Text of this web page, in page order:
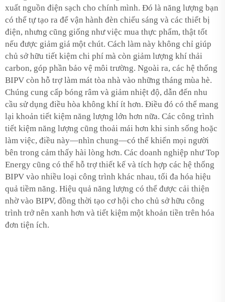
xuất nguồn điện sạch cho chính mình. Đó là năng lượng bạn
có thể tự tạo ra để vận hành đèn chiếu sáng và các thiết bị
điện, nhưng cũng giống như việc mua thực phẩm, thật tốt
nếu được giảm giá một chút. Cách làm này không chỉ giúp
chủ sở hữu tiết kiệm chi phí mà còn giảm lượng khí thải
carbon, góp phần bảo vệ môi trường. Ngoài ra, các hệ thống
BIPV còn hỗ trợ làm mát tòa nhà vào những tháng mùa hè.
Chúng cung cấp bóng râm và giảm nhiệt độ, dẫn đến nhu
cầu sử dụng điều hòa không khí ít hơn. Điều đó có thể mang
lại khoản tiết kiệm năng lượng lớn hơn nữa. Các công trình
tiết kiệm năng lượng cũng thoải mái hơn khi sinh sống hoặc
làm việc, điều này—nhìn chung—có thể khiến mọi người
bên trong cảm thấy hài lòng hơn. Các doanh nghiệp như Top
Energy cũng có thể hỗ trợ thiết kế và tích hợp các hệ thống
BIPV vào nhiều loại công trình khác nhau, tối đa hóa hiệu
quả tiềm năng. Hiệu quả năng lượng có thể được cải thiện
nhờ vào BIPV, đồng thời tạo cơ hội cho chủ sở hữu công
trình trở nên xanh hơn và tiết kiệm một khoản tiền trên hóa
đơn tiện ích.